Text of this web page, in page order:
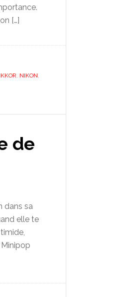
[…]
, NIKON,
de
dans sa
elle te
Minipop